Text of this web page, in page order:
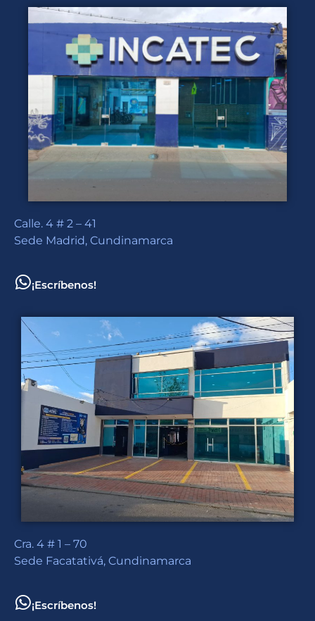
Calle. 4 # 2 – 41
Sede Madrid, Cundinamarca
¡Escríbenos!
Cra. 4 # 1 – 70
Sede Facatativá, Cundinamarca
¡Escríbenos!